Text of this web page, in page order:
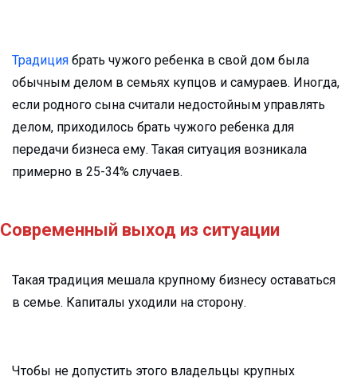
Традиция брать чужого ребенка в свой дом была
обычным делом в семьях купцов и самураев. Иногда,
если родного сына считали недостойным управлять
делом, приходилось брать чужого ребенка для
передачи бизнеса ему. Такая ситуация возникала
примерно в 25-34% случаев.
Современный выход из ситуации
Такая традиция мешала крупному бизнесу оставаться
в семье. Капиталы уходили на сторону.
Чтобы не допустить этого владельцы крупных